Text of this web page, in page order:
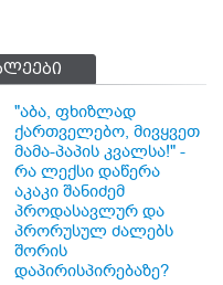
"აბა, ფხიზლად
ქართველებო, მივყვეთ
მამა-პაპის კვალსა!" -
რა ლექსი დაწერა
აკაკი შანიძემ
პროდასავლურ და
პრორუსულ ძალებს
შორის
დაპირისპირებაზე?